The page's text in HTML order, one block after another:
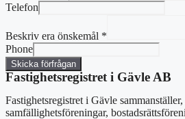
Telefon
Beskriv era önskemål *
Phone
Skicka förfrågan
Fastighetsregistret i Gävle AB
Fastighetsregistret i Gävle
samfällighetsföreningar,